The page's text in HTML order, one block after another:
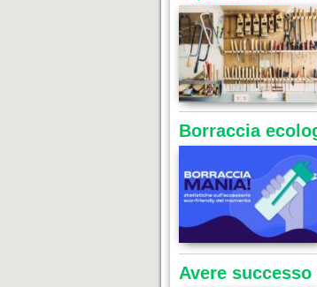
Borraccia
Avere